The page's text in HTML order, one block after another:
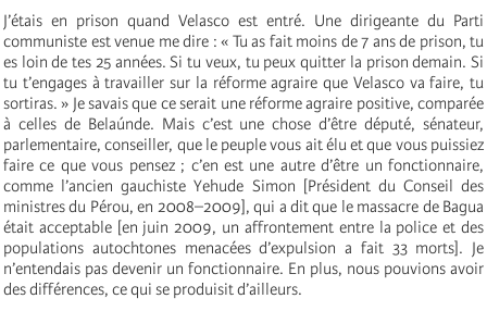
J’étais en prison quand Velasco est entré. Une dirigeante du Parti
communiste est venue me dire : « Tu as fait moins de 7 ans de prison, tu
es loin de tes 25 années. Si tu veux, tu peux quitter la prison demain. Si
tu t’engages à travailler sur la réforme agraire que Velasco va faire, tu
sortiras. » Je savais que ce serait une réforme agraire positive, comparée
à celles de Belaúnde. Mais c’est une chose d’être député, sénateur,
parlementaire, conseiller, que le peuple vous ait élu et que vous puissiez
faire ce que vous pensez ; c’en est une autre d’être un fonctionnaire,
comme l’ancien gauchiste Yehude Simon [Président du Conseil des
ministres du Pérou, en 2008–2009], qui a dit que le massacre de Bagua
était acceptable [en juin 2009, un affrontement entre la police et des
populations autochtones menacées d’expulsion a fait 33 morts]. Je
n’entendais pas devenir un fonctionnaire. En plus, nous pouvions avoir
des différences, ce qui se produisit d’ailleurs.